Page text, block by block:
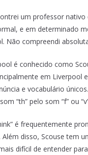
um professor
e em determinado
Não compreendi
é conhecido como
em
e vocabulário
“th” pelo som “f” ou
é frequentemente
Além disso, Scouse tem
difícil de entender